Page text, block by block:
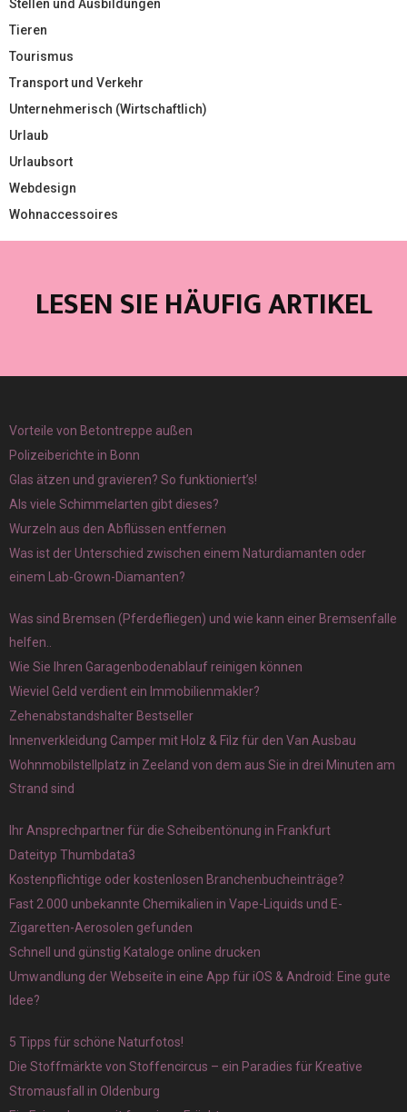
Stellen und Ausbildungen
Tieren
Tourismus
Transport und Verkehr
Unternehmerisch (Wirtschaftlich)
Urlaub
Urlaubsort
Webdesign
Wohnaccessoires
LESEN SIE HÄUFIG ARTIKEL
Vorteile von Betontreppe außen
Polizeiberichte in Bonn
Glas ätzen und gravieren? So funktioniert’s!
Als viele Schimmelarten gibt dieses?
Wurzeln aus den Abflüssen entfernen
Was ist der Unterschied zwischen einem Naturdiamanten oder
einem Lab-Grown-Diamanten?
Was sind Bremsen (Pferdefliegen) und wie kann einer Bremsenfalle
helfen..
Wie Sie Ihren Garagenbodenablauf reinigen können
Wieviel Geld verdient ein Immobilienmakler?
Zehenabstandshalter Bestseller
Innenverkleidung Camper mit Holz & Filz für den Van Ausbau
Wohnmobilstellplatz in Zeeland von dem aus Sie in drei Minuten am
Strand sind
Ihr Ansprechpartner für die Scheibentönung in Frankfurt
Dateityp Thumbdata3
Kostenpflichtige oder kostenlosen Branchenbucheinträge?
Fast 2.000 unbekannte Chemikalien in Vape-Liquids und E-
Zigaretten-Aerosolen gefunden
Schnell und günstig Kataloge online drucken
Umwandlung der Webseite in eine App für iOS & Android: Eine gute
Idee?
5 Tipps für schöne Naturfotos!
Die Stoffmärkte von Stoffencircus – ein Paradies für Kreative
Stromausfall in Oldenburg